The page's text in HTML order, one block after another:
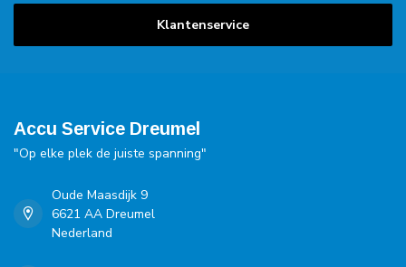
Klantenservice
Accu Service Dreumel
"Op elke plek de juiste spanning"
Oude Maasdijk 9
6621 AA Dreumel
Nederland